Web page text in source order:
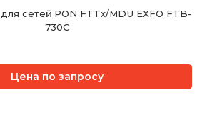
сетей PON FTTx/MDU EXFO FTB-
730C
Цена по запросу